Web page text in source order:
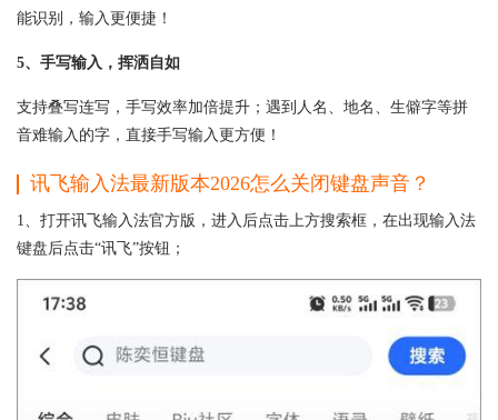
能识别，输入更便捷！
5、手写输入，挥洒自如
支持叠写连写，手写效率加倍提升；遇到人名、地名、生僻字等拼
音难输入的字，直接手写输入更方便！
讯飞输入法最新版本2026怎么关闭键盘声音？
1、打开讯飞输入法官方版，进入后点击上方搜索框，在出现输入法
键盘后点击“讯飞”按钮；